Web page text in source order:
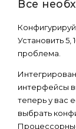
Все
Установить 5,
проблема.
интерфейсы
теперь у вас
выбрать